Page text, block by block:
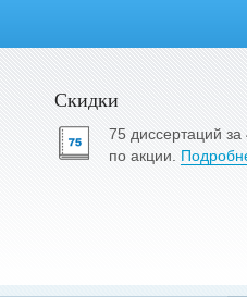
Скидки
75 диссертаций за
по акции.